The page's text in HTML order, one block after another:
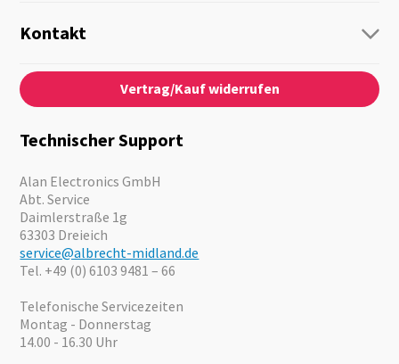
Personenführung
Audio
Notfallvorsorge
Motorrad
Angebote
Kontakt
Kontaktformular
Über Uns
News
Kataloge
Vertrag/Kauf widerrufen
Technischer Support
Alan Electronics GmbH
Abt. Service
Daimlerstraße 1g
63303 Dreieich
service@albrecht-midland.de
Tel. +49 (0) 6103 9481 – 66
Telefonische Servicezeiten
Montag - Donnerstag
14.00 - 16.30 Uhr